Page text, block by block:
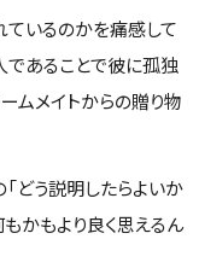
いるのかを痛感して
であることで彼に孤独
ムメイトからの贈り物
どう説明したらよいか
かもより良く思えるん